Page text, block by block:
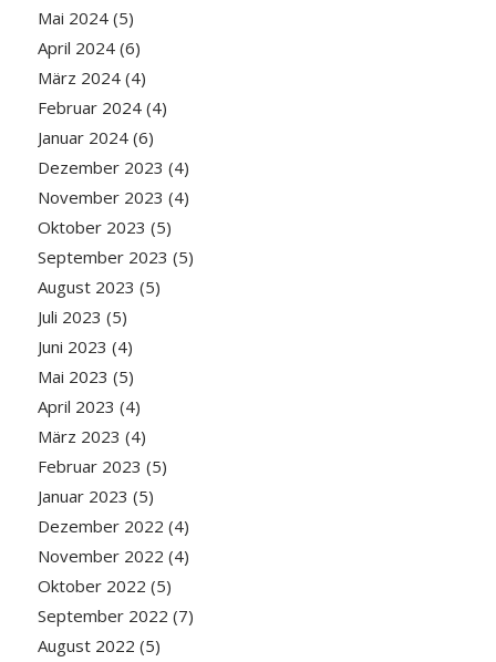
Mai 2024(5)
April 2024(6)
März 2024(4)
Februar 2024(4)
Januar 2024(6)
Dezember 2023 (4)
November 2023 (4)
Oktober 2023 (5)
September 2023 (5)
August 2023 (5)
Juli 2023 (5)
Juni 2023 (4)
Mai 2023 (5)
April 2023 (4)
März 2023 (4)
Februar 2023 (5)
Januar 2023 (5)
Dezember 2022 (4)
November 2022 (4)
Oktober 2022 (5)
September 2022 (7)
August 2022 (5)